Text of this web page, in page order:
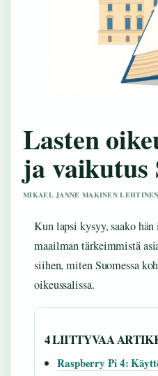
Lasten
ja vaikutus
MIKAEL JANNE MAKINEN
Kun lapsi kysyy, saako
maailman tärkeimmistä
siihen, miten Suomessa
oikeussalissa.
4 LIITTYVAA
Raspberry Pi 4: